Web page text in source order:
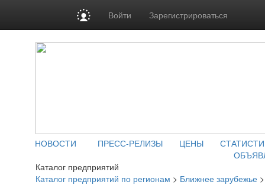
Войти Зарегистрироваться
НОВОСТИ ПРЕСС-РЕЛИЗЫ ЦЕНЫ
Каталог предприятий
Каталог предприятий по регионам > Ближнее зарубежье